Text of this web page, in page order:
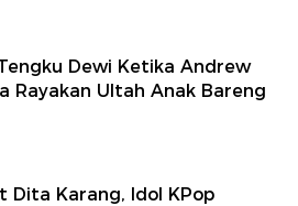
Dewi Ketika Andrew
Rayakan Ultah Anak Bareng
Dita Karang, Idol KPop